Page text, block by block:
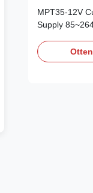
di ingresso
MPT35-12V
Supply
voltage range
voltage